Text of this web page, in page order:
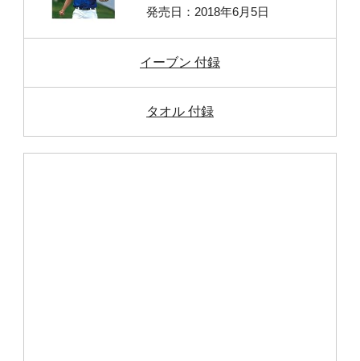
発売日：2018年6月5日
イーブン 付録
タオル 付録